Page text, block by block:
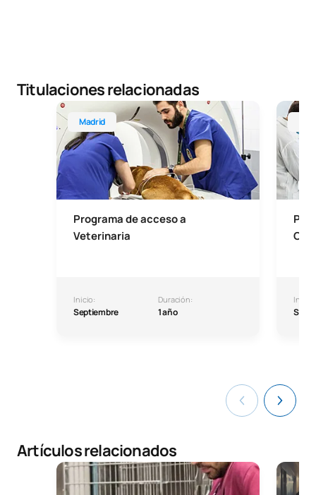
Titulaciones relacionadas
Madrid
Programa de acceso a
Veterinaria
Inicio:
Septiembre
Duración:
1 año
Programa de acceso a Veterinaria
Inicio:
Artículos relacionados